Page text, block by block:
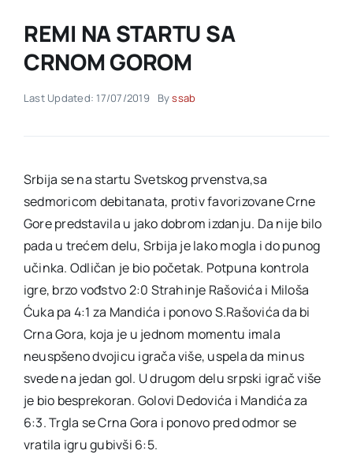
Akti SSAB
Kontakt
REMI NA STARTU SA
CRNOM GOROM
Last Updated: 17/07/2019 Byssab
Srbija se na startu Svetskog prvenstva,sa
sedmoricom debitanata, protiv favorizovane Crne
Gore predstavila u jako dobrom izdanju. Da nije bilo
pada u trećem delu, Srbija je lako mogla i do punog
učinka. Odličan je bio početak. Potpuna kontrola
igre, brzo vođstvo 2:0 Strahinje Rašovića i Miloša
Ćuka pa 4:1 za Mandića i ponovo S.Rašovića da bi
Crna Gora, koja je u jednom momentu imala
neuspšeno dvojicu igrača više, uspela da minus
svede na jedan gol. U drugom delu srpski igrač više
je bio besprekoran. Golovi Dedovića i Mandića za
6:3. Trgla se Crna Gora i ponovo pred odmor se
vratila igru gubivši 6:5.